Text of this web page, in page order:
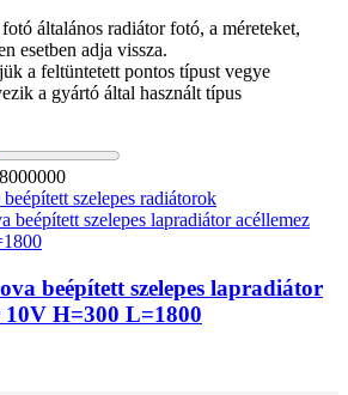
általános radiátor fotó, a méreteket,
esetben adja vissza.
a feltüntetett pontos típust vegye
a gyártó által használt típus
szelepes radiátorok
beépített szelepes lapradiátor
10V H=300 L=1800